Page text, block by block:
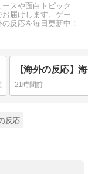
スや面白トピック
届けします。ゲー
反応を毎日更新中！
21時間前
反応